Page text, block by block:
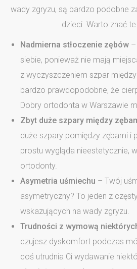
wady zgryzu, są bardzo podobne
dzieci. Warto znać
Nadmierna stłoczenie zębów
siebie, ponieważ nie mają
z wyczyszczeniem szpar
bardzo prawdopodobne, że
Dobry ortodonta w Warszawie
Zbyt duże szpary między
duże szpary pomiędzy zębami i
prostu wygląda nieestetycznie,
ortodonty.
Asymetria uśmiechu – Twój
asymetryczny? To jeden z
wskazujących na wady zgryzu.
Trudności z wymową
czujesz dyskomfort podczas
coś utrudnia Ci wydawanie